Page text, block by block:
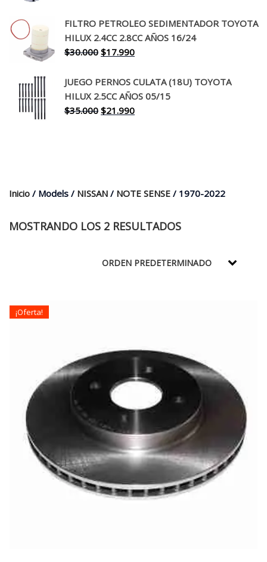
original
era:
$260.000.
actual
es:
FILTRO PETROLEO SEDIMENTADOR TOYOTA
HILUX 2.4CC 2.8CC AÑOS 16/24
$30.000 El
original
era:
$30.000.
$17.990El
actual
es:
$17.990.
JUEGO PERNOS CULATA (18U) TOYOTA
HILUX 2.5CC AÑOS 05/15
$35.000 El
$21.990El
Inicio / Models / NISSAN / NOTE SENSE / 1970-2022
MOSTRANDO LOS 2 RESULTADOS
¡Oferta!